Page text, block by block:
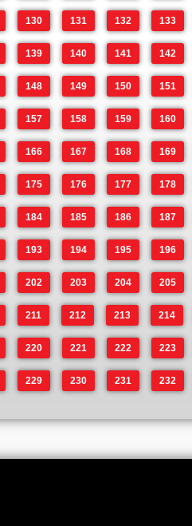
130 131 132 133
139 140 141 142
148 149 150 151
157 158 159 160
166 167 168 169
175 176 177 178
184 185 186 187
193 194 195 196
202 203 204 205
211 212 213 214
220 221 222 223
229 230 231 232